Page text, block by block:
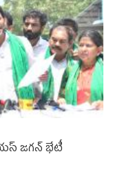
జగన్ భేటీ